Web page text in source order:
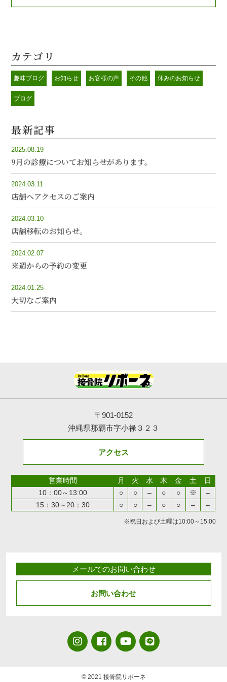
カテゴリ
趣味ブログ お知らせ お客様の声 その他 休みのお知らせ
ブログ
最新記事
2025.08.19
9月の診療についてお知らせがあります。
2024.03.11
店舗へアクセスのご案内
2024.03.10
店舗移転のお知らせ。
2024.02.07
来週からの予約の変更
2024.01.25
大切なご案内
〒901-0152
沖縄県那覇市字小禄３２３
アクセス
営業時間 月 火 水 木 金 土
日
10：00～13:00
○ ○ – ○ ○ ※
–
15：30～20：30
○ ○ – ○ ○ – –
※祝日および土曜は10:00～15:00
メールでのお問い合わせ
お問い合わせ
© 2021 接骨院リボーネ